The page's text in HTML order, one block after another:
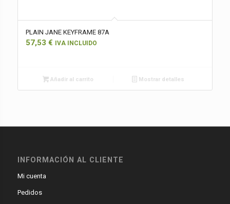
PLAIN JANE KEYFRAME 87A
57,53 € IVA INCLUIDO
Añadir al carrito Mostrar detalles
INFORMACIÓN AL CLIENTE
Mi cuenta
Pedidos